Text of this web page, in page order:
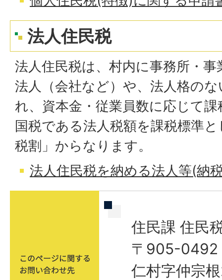
法人住民税
法人住民税は、村内に事務所・
法人（会社など）や、法人格の
れ、資本金・従業員数に応じて
国税である法人税額を課税標準
税割」からなります。
法人住民税を納める法人等(納
住民課 住民
〒905-0492
仁村字仲宗